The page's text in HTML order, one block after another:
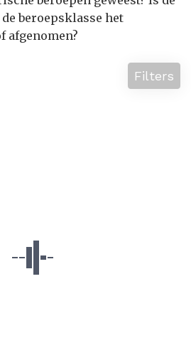
beroepsklasse het
afgenomen?
Filters